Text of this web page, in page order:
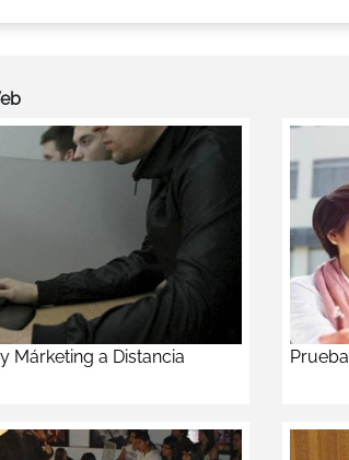
Márketing a Distancia